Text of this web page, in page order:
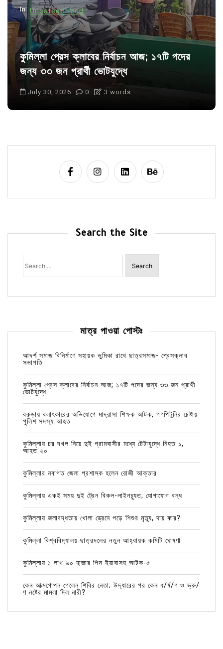
In Uncategorized
কুমিল্লা প্রেস ক্লাবের নির্বাচন আজ; ১৭টি পদের
জন্য ৩৩ জন প্রার্থী ভোটযুদ্ধে
July 30, 2026 0 3 words
Search the Site
Search
for:
মাত্র পাওয়া পোস্টঃ
আদর্শ সমাজ বিনির্মাণে সহায়ক ভুমিকা রাখে ছাত্রসমাজ- প্রেসক্লাব
সভাপতি
কুমিল্লা প্রেস ক্লাবের নির্বাচন আজ; ১৭টি পদের জন্য ৩৩ জন প্রার্থী
ভোটযুদ্ধে
বরুড়ায় বলাৎকারের অভিযোগে মাদ্রাসা শিক্ষক আটক, গণপিটুনির চেষ্টায়
পুলিশ সদস্য আহত
কুমিল্লায় চর দখল নিয়ে দুই গ্রামবাসীর মধ্যে টেটাযুদ্ধে নিহত ১,
আহত ২০
কুমিল্লার নবাগত জেলা প্রশাসক হলেন রোজী আক্তার
কুমিল্লায় একই সময় দুই ট্রেন বিকল-লাইনচ্যুত; যোগাযোগ বন্ধ
কুমিল্লায় জলাবদ্ধতায় খোলা ড্রেনে পড়ে শিশুর মৃত্যু, দায় কার?
কুমিল্লা বিশ্ববিদ্যালয় ছাত্রদলের নতুন আহ্বায়ক কমিটি ঘোষণা
কুমিল্লায় ১ লাখ ৬০ হাজার পিস ইয়াবাসহ আটক-৫
কেন আত্মগোপন গেলেন শিবির নেতা; উদ্ধারের পর কেন ধ/র্ষ/ণ ও ভ্রু/
ণ নষ্টের মামলা দিল নারী?